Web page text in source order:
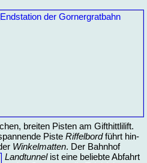
brei­ten Pis­ten am Gift­hitt­li­lift.
Pis­te Rif­fel­bordführt hin­
Win­kel­mat­ten. Der Bahn­hof
Land­tun­nelist ei­ne be­lieb­te Ab­fahrt